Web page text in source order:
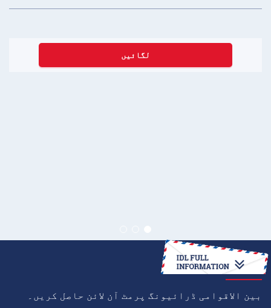
لگائیں
کیسے
بین الاقوامی ڈرائیونگ پرمٹ آن لائن حاصل کریں۔